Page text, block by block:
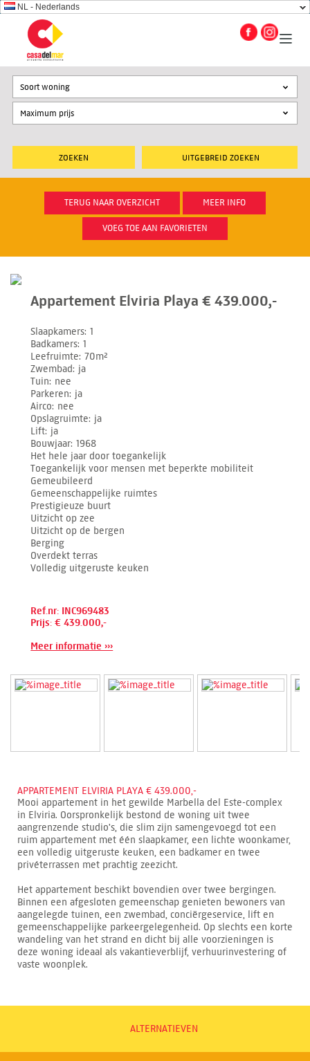
NL - Nederlands
UITGEBREID ZOEKEN
Soort woning
TERUG NAAR OVERZICHT MEER INFO
VOEG TOE AAN FAVORIETEN
Appartement Elviria Playa € 439.000,-
Slaapkamers 1
Badkamers 1
Leefruimte 70m²
Zwembad ja
Tuin nee
Parkeren ja
Airco nee
Opslagruimte ja
Lift ja
Bouwjaar 1968
Het hele jaar door toegankelijk
Toegankelijk voor mensen met beperkte mobiliteit
Gemeubileerd
Gemeenschappelijke ruimtes
Prestigieuze buurt
Uitzicht op zee
Uitzicht op de bergen
Berging
Overdekt terras
Volledig uitgeruste keuken
Ref.nr: INC969483
Prijs: € 439.000,-
Meer informatie ›››
APPARTEMENT ELVIRIA PLAYA € 439.000,-
Mooi appartement in het gewilde Marbella del Este-complex
in Elviria. Oorspronkelijk bestond de woning uit twee
aangrenzende studio's, die slim zijn samengevoegd tot een
ruim appartement met één slaapkamer, een lichte woonkamer,
een volledig uitgeruste keuken, een badkamer en twee
privéterrassen met prachtig zeezicht.
Het appartement beschikt bovendien over twee bergingen.
Binnen een afgesloten gemeenschap genieten bewoners van
aangelegde tuinen, een zwembad, conciërgeservice, lift en
gemeenschappelijke parkeergelegenheid. Op slechts een korte
wandeling van het strand en dicht bij alle voorzieningen is
deze woning ideaal als vakantieverblijf, verhuurinvestering of
vaste woonplek.
ALTERNATIEVEN